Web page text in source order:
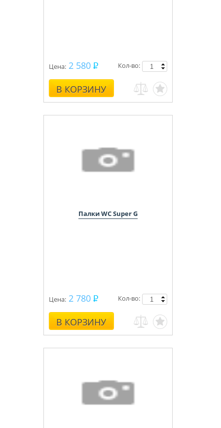
Цена: 2 580
В КОРЗИНУ
Кол-во:
Палки WC Super G
Цена: 2 780
В КОРЗИНУ
Кол-во: